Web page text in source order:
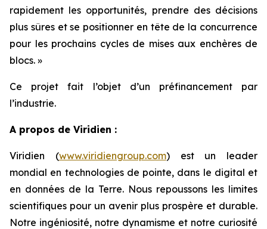
rapidement les opportunités, prendre des décisions
plus sûres et se positionner en tête de la concurrence
pour les prochains cycles de mises aux enchères de
blocs. »
Ce projet fait l’objet d’un préfinancement par
l’industrie.
A propos de Viridien :
Viridien (www.viridiengroup.com) est un leader
mondial en technologies de pointe, dans le digital et
en données de la Terre. Nous repoussons les limites
scientifiques pour un avenir plus prospère et durable.
Notre ingéniosité, notre dynamisme et notre curiosité